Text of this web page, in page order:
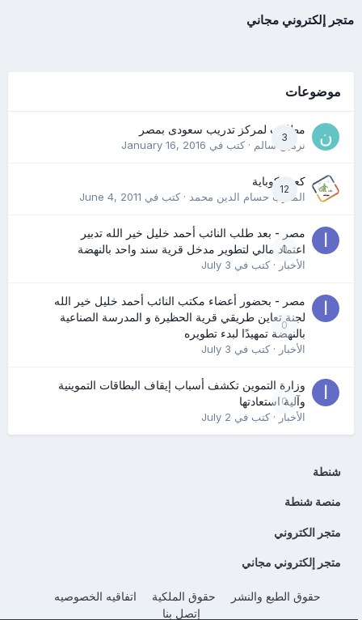
متجر إلكتروني مجاني
موضوعات
3
مطلوب لمركز تدريب سعودى بمصر
نرمين سالم· كتب في January 16, 2016
12
كعب كوباية
المدرب حسام الدين محمد· كتب في June 4, 2011
0
مصر - بعد طلب النائب أحمد خليل خير الله تدبير
اعتماد مالي لتطوير مدخل قرية سند واحد بالنهضة
الأخبار· كتب في July 3
0
مصر - بحضور أعضاء مكتب النائب أحمد خليل خير الله
لجنة تعاين طريقي قرية الحظيرة و المدرسة الصناعية
بالنهضة تمهيدًا لبدء تطويره
الأخبار· كتب في July 3
0
وزارة التموين تكشف أسباب إيقاف البطاقات التموينية
وآلية استعادتها
الأخبار· كتب في July 2
شنطة
منصة شنطة
متجر الكتروني
متجر إلكتروني مجاني
حقوق الطبع والنشر حقوق الملكية
اتفاقيه الخصوصيه
إتصل بنا